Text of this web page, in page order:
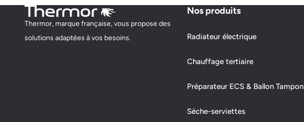
MC ASSOCIES
Thermor, marque française, vous propose des
solutions adaptées à vos besoins.
Nos produits
Radiateur électrique
Chauffage tertiaire
Préparateur ECS & Ballon Tampon
Sèche-serviettes